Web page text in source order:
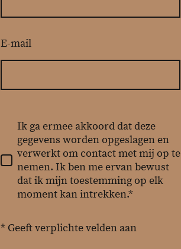
E-mail
Ik ga ermee akkoord dat deze
gegevens worden opgeslagen en
verwerkt om contact met mij op te
nemen. Ik ben me ervan bewust
dat ik mijn toestemming op elk
moment kan intrekken.*
* Geeft verplichte velden aan